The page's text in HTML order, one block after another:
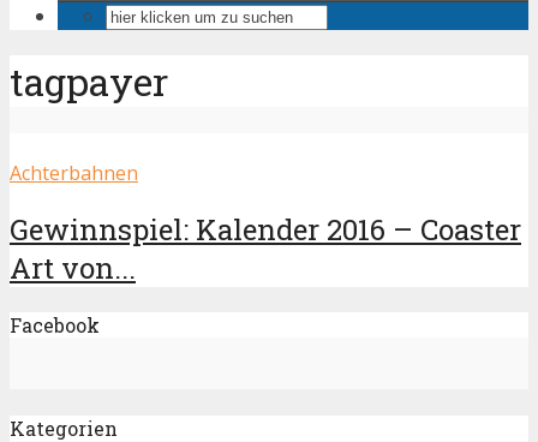
tagpayer
Achterbahnen
Gewinnspiel: Kalender 2016 – Coaster
Art von...
Facebook
Kategorien